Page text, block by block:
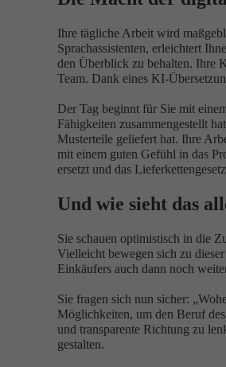
Ihre tägliche Arbeit wird
Sprachassistenten, erleichtert
den Überblick zu behalten. Ihre
Team. Dank eines KI-
Der Tag beginnt für Sie mit
Fähigkeiten zusammengestellt
Musterteile geliefert hat. Ihre
mit einem guten Gefühl in das
ersetzt und das
Und wie sieht das
Sie schauen optimistisch in die
Vielleicht bewegen sich zu
Einkäufers auch dann noch
Sie fragen sich nun sicher:
Möglichkeiten, um den Beruf
und transparente Richtung zu
gestalten.